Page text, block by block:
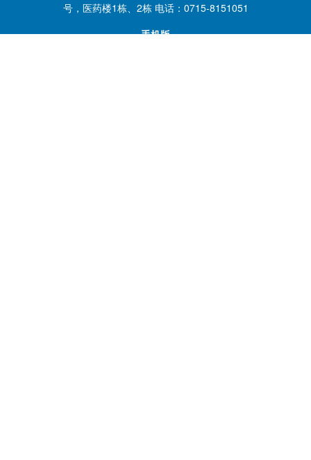
号，医药楼1栋、2栋 电话：0715-8151051
手机版